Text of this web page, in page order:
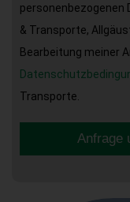
personenbezogenen
& Transporte,
Bearbeitung meiner
Transporte.
Anfrage